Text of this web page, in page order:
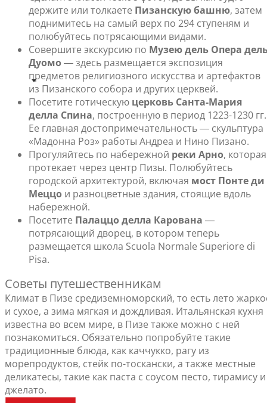
держите или толкаете Пизанскую башню, затем
поднимитесь на самый верх по 294 ступеням и
полюбуйтесь потрясающими видами.
Совершите экскурсию по Музею дель Опера
Дуомо― здесь размещается экспозиция
предметов религиозного искусства и артефактов
из Пизанского собора и других церквей.
Посетите готическую церковь Санта-Мария
делла Спина, построенную в период 1223-1230 гг.
Ее главная достопримечательность ― скульптура
«Мадонна Роз» работы Андреа и Нино Пизано.
Прогуляйтесь по набережной реки Арно, которая
протекает через центр Пизы. Полюбуйтесь
городской архитектурой, включая мост Понте ди
Меццо и разноцветные здания, стоящие вдоль
набережной.
Посетите Палаццо делла Карована ―
потрясающий дворец, в котором теперь
размещается школа Scuola Normale Superiore di
Pisa.
Советы путешественникам
Климат в Пизе средиземноморский, то есть лето
и сухое, а зима мягкая и дождливая. Итальянская кухня
известна во всем мире, в Пизе также можно с ней
познакомиться. Обязательно попробуйте такие
традиционные блюда, как каччукко, рагу из
морепродуктов, стейк по-тоскански, а также местные
деликатесы, такие как паста с соусом песто, тирамису и
джелато.